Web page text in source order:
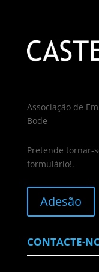
Associação de
Bode
Pretende tornar-
formulário!.
Adesão
CONTACTE-